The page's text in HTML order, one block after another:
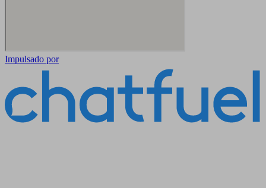
Impulsado por